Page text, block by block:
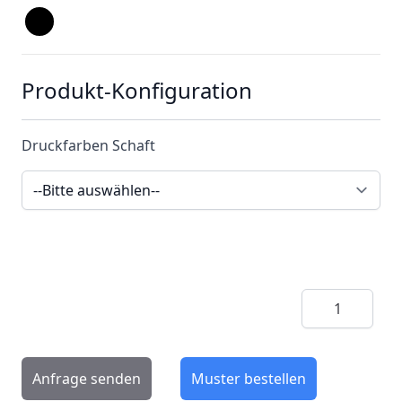
Produkt-Konfiguration
Druckfarben Schaft
Menge
Anfrage senden Muster bestellen